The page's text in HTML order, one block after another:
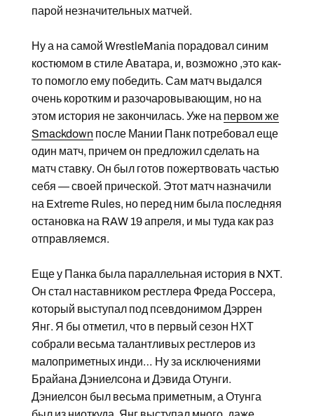
парой незначительных матчей.
Ну а на самой WrestleMania порадовал синим
костюмом в стиле Аватара, и, возможно ,это как-
то помогло ему победить. Сам матч выдался
очень коротким и разочаровывающим, но на
этом история не закончилась. Уже на первом же
Smackdown после Мании Панк потребовал еще
один матч, причем он предложил сделать на
матч ставку. Он был готов пожертвовать частью
себя — своей прической. Этот матч назначили
на Extreme Rules, но перед ним была последняя
остановка на RAW 19 апреля, и мы туда как раз
отправляемся.
Еще у Панка была параллельная история в NXT.
Он стал наставником рестлера Фреда Россера,
который выступал под псевдонимом Дэррен
Янг. Я бы отметил, что в первый сезон НХТ
собрали весьма талантливых рестлеров из
малоприметных инди… Ну за исключениями
Брайана Дэниелсона и Дэвида Отунги.
Дэниелсон был весьма приметным, а Отунга